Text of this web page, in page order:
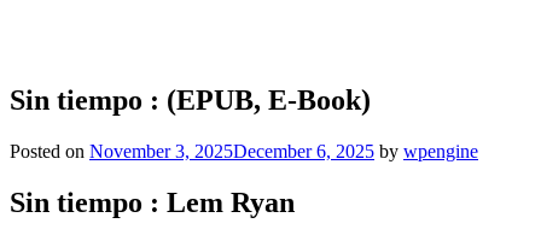
Sin tiempo : (EPUB, E-Book)
Posted on November 3, 2025December 6, 2025 by wpengine
Sin tiempo : Lem Ryan